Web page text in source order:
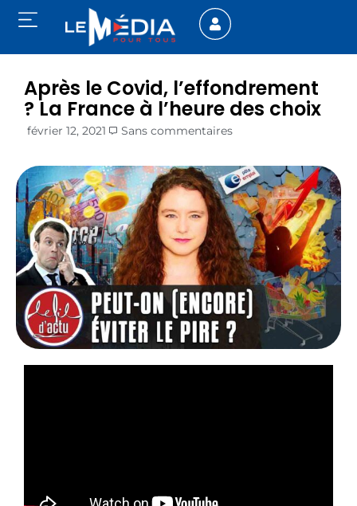
Après le Covid, l’effondrement
? La France à l’heure des choix
février 12, 2021 Sans commentaires